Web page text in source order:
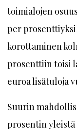
toimialojen
per
korottaminen
prosenttiin toisi
euroa lisätuloja
Suurin
prosentin yleistä